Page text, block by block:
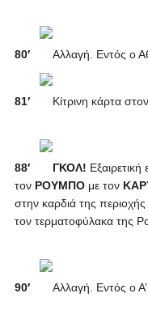
80′ Αλλαγή. Εντός ο
81′ Κίτρινη κάρτα
88′ ΓΚΟΛ!
τον ΡΟΥΜΠΟμε τον
στην καρδιά της περιοχής
τον τερματοφύλακα της
90′ Αλλαγή. Εντός ο